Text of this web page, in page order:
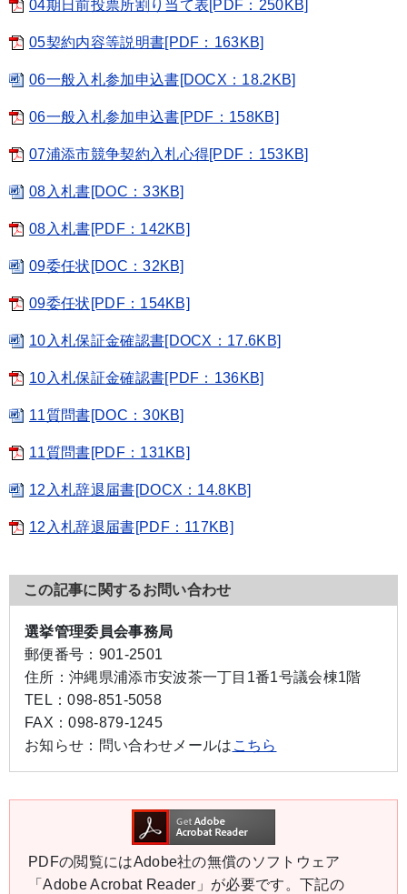
04期日前投票所割り当て表[PDF：250KB]
05契約内容等説明書[PDF：163KB]
06一般入札参加申込書[DOCX：18.2KB]
06一般入札参加申込書[PDF：158KB]
07浦添市競争契約入札心得[PDF：153KB]
08入札書[DOC：33KB]
08入札書[PDF：142KB]
09委任状[DOC：32KB]
09委任状[PDF：154KB]
10入札保証金確認書[DOCX：17.6KB]
10入札保証金確認書[PDF：136KB]
11質問書[DOC：30KB]
11質問書[PDF：131KB]
12入札辞退届書[DOCX：14.8KB]
12入札辞退届書[PDF：117KB]
この記事に関するお問い合わせ
選挙管理委員会事務局
郵便番号： 901-2501
住所： 沖縄県浦添市安波茶一丁目1番1号議会棟1階
TEL：098-851-5058
FAX：098-879-1245
お知らせ： 問い合わせメールは こちら
PDFの閲覧にはAdobe社の無償のソフトウェア
「Adobe Acrobat Reader」が必要です。下記の